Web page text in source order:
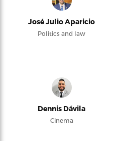
José Julio Aparicio
Politics and law
Dennis Dávila
Cinema